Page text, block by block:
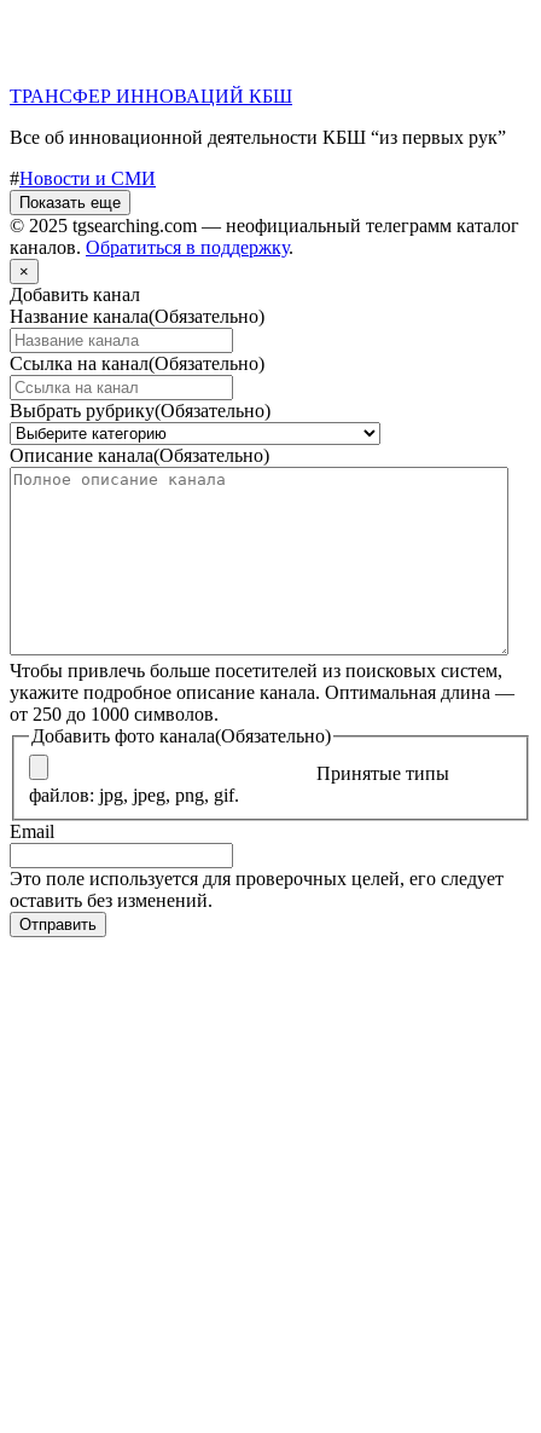
ТРАНСФЕР ИННОВАЦИЙ КБШ
Все об инновационной деятельности КБШ “из первых рук”
#Новости и СМИ
Показать еще
© 2025 tgsearching.com — неофициальный телеграмм каталог
каналов. Обратиться в поддержку.
×
Добавить канал
Название канала(Обязательно)
Ссылка на канал(Обязательно)
Выбрать рубрику(Обязательно)
Описание канала(Обязательно)
Чтобы привлечь больше посетителей из поисковых систем,
укажите подробное описание канала. Оптимальная длина —
от 250 до 1000 символов.
Добавить фото канала(Обязательно)
Принятые типы
файлов: jpg, jpeg, png, gif.
Email
Это поле используется для проверочных целей, его следует
оставить без изменений.